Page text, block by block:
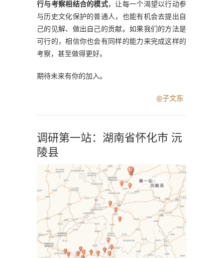
行与考察相结合的模式，让每一个渴望以行动参
与历史文化保护的普通人，也能有机会去提出自
己的见解、做出自己的贡献。如果我们的方法是
可行的，相信你也会有同样的能力来完成这样的
考察，甚至做得更好。
期待未来有你的加入。
@子文东
调研第一站：湖南省怀化市 沅
陵县